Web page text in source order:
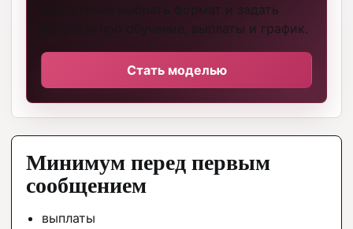
достаточно выбрать формат и задать
вопросы про обучение, выплаты и график.
Стать моделью
Минимум перед первым
сообщением
выплаты